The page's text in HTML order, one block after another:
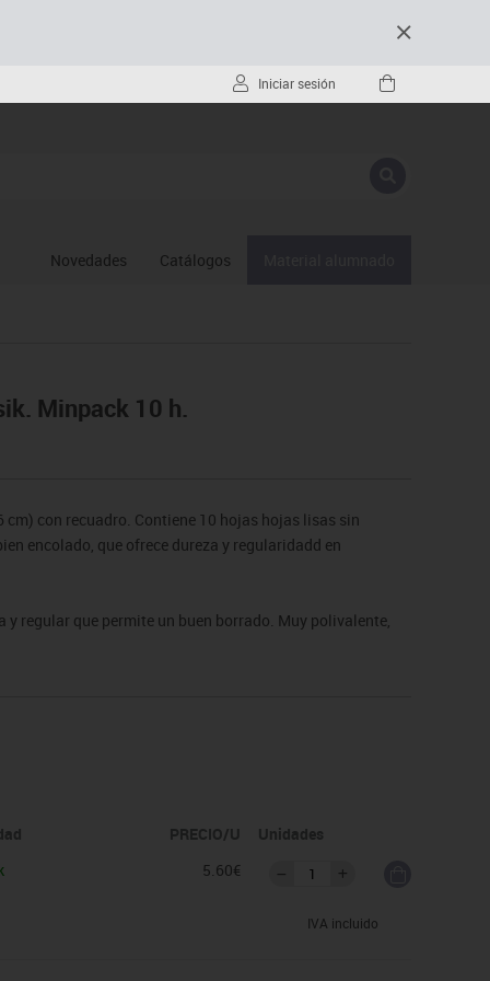
Iniciar sesión
Novedades Catálogos
Minpack 10 h.
con recuadro. Contiene 10 hojas hojas lisas sin
encolado, que ofrece dureza y regularidadd en
regular que permite un buen borrado. Muy polivalente,
PRECIO/U
Unidades
5.60€
IVA incluido